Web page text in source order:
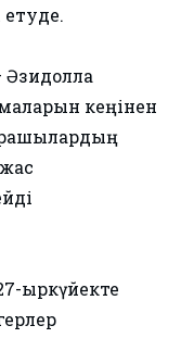
етуде.
Әзидолла
кеңінен
қыркүйекте